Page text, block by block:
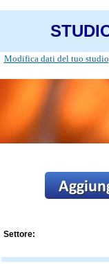
Modifica dati del tuo studio
Settore: